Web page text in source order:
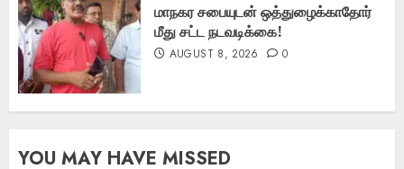
மாநகர சபையுடன் ஒத்துழைக்காதோர்
மீது சட்ட நடவடிக்கை!
AUGUST 8, 2026 0
YOU MAY HAVE MISSED